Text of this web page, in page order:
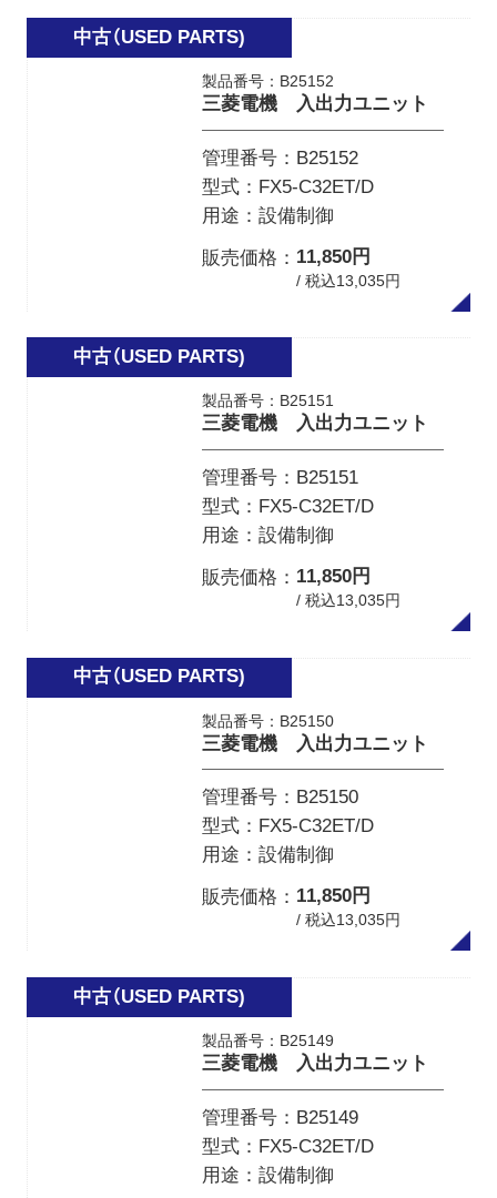
製品番号：B25152
三菱電機 入出力ユニット
管理番号
B25152
型式
FX5-C32ET/D
用途
設備制御
販売価格
11,850円
/ 税込13,035円
製品番号：B25151
三菱電機 入出力ユニット
管理番号
B25151
型式
FX5-C32ET/D
用途
設備制御
販売価格
11,850円
/ 税込13,035円
製品番号：B25150
三菱電機 入出力ユニット
管理番号
B25150
型式
FX5-C32ET/D
用途
設備制御
販売価格
11,850円
/ 税込13,035円
製品番号：B25149
三菱電機 入出力ユニット
管理番号
B25149
型式
FX5-C32ET/D
用途
設備制御